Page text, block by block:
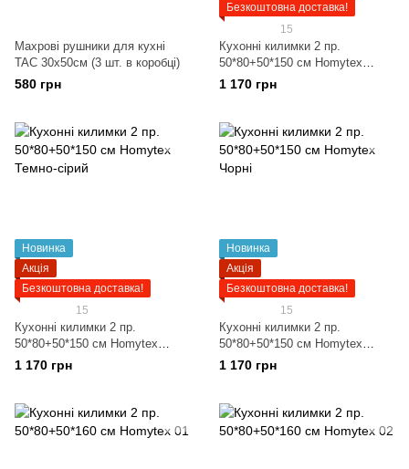
Махрові рушники для кухні
TAC 30х50см (3 шт. в коробці)
580 грн
Безкоштовна доставка!
15
Кухонні килимки 2 пр.
50*80+50*150 см Homytex
Коричневі
1 170 грн
Новинка
Акція
Безкоштовна доставка!
15
Кухонні килимки 2 пр.
50*80+50*150 см Homytex
Темно-сірий
1 170 грн
Новинка
Акція
Безкоштовна доставка!
15
Кухонні килимки 2 пр.
50*80+50*150 см Homytex
Чорні
1 170 грн